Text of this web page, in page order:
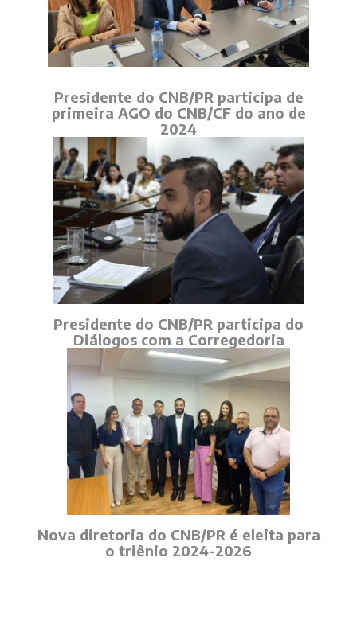
Presidente do CNB/PR participa de
primeira AGO do CNB/CF do ano de
2024
Presidente do CNB/PR participa do
Diálogos com a Corregedoria
Nova diretoria do CNB/PR é eleita para
o triênio 2024-2026